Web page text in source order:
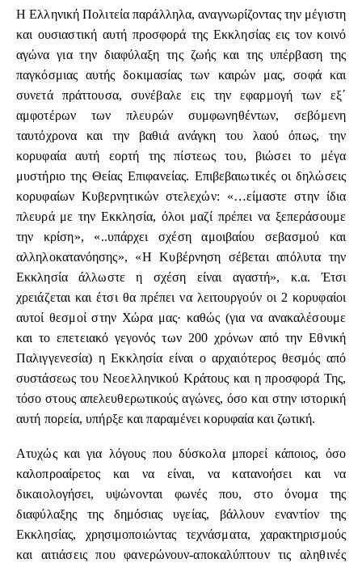
Η Ελληνική Πολιτεία παράλληλα, αναγνωρίζοντας την μέγιστη
και ουσιαστική αυτή προσφορά της Εκκλησίας εις τον κοινό
αγώνα για την διαφύλαξη της ζωής και της υπέρβαση της
παγκόσμιας αυτής δοκιμασίας των καιρών μας, σοφά και
συνετά πράττουσα, συνέβαλε εις την εφαρμογή των εξ΄
αμφοτέρων των πλευρών συμφωνηθέντων, σεβόμενη
ταυτόχρονα και την βαθιά ανάγκη του λαού όπως, την
κορυφαία αυτή εορτή της πίστεως του, βιώσει το μέγα
μυστήριο της Θείας Επιφανείας. Επιβεβαιωτικές οι δηλώσεις
κορυφαίων Κυβερνητικών στελεχών: «…είμαστε στην ίδια
πλευρά με την Εκκλησία, όλοι μαζί πρέπει να ξεπεράσουμε
την κρίση», «..υπάρχει σχέση αμοιβαίου σεβασμού και
αλληλοκατανόησης», «Η Κυβέρνηση σέβεται απόλυτα την
Εκκλησία άλλωστε η σχέση είναι αγαστή», κ.α. Έτσι
χρειάζεται και έτσι θα πρέπει να λειτουργούν οι 2 κορυφαίοι
αυτοί θεσμοί στην Χώρα μας· καθώς (για να ανακαλέσουμε
και το επετειακό γεγονός των 200 χρόνων από την Εθνική
Παλιγγενεσία) η Εκκλησία είναι ο αρχαιότερος θεσμός από
συστάσεως του Νεοελληνικού Κράτους και η προσφορά Της,
τόσο στους απελευθερωτικούς αγώνες, όσο και στην ιστορική
αυτή πορεία, υπήρξε και παραμένει κορυφαία και ζωτική.
Ατυχώς και για λόγους που δύσκολα μπορεί κάποιος, όσο
καλοπροαίρετος και να είναι, να κατανοήσει και να
δικαιολογήσει, υψώνονται φωνές που, στο όνομα της
διαφύλαξης της δημόσιας υγείας, βάλλουν εναντίον της
Εκκλησίας, χρησιμοποιώντας τεχνάσματα, χαρακτηρισμούς
και αιτιάσεις που φανερώνουν-αποκαλύπτουν τις αληθινές